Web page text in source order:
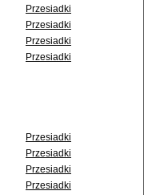
Przesiadki
Przesiadki
Przesiadki
Przesiadki
Przesiadki
Przesiadki
Przesiadki
Przesiadki